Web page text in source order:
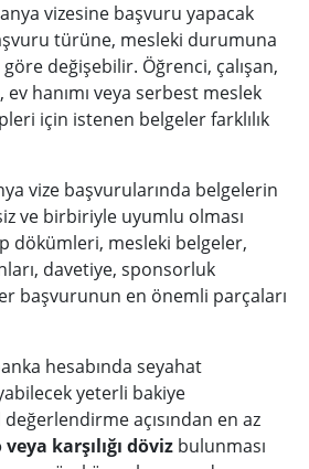
vizesine başvuru yapacak
türüne, mesleki durumuna
değişebilir. Öğrenci, çalışan,
hanımı veya serbest meslek
için istenen belgeler farklılık
vize başvurularında belgelerin
ve birbiriyle uyumlu olması
dökümleri, mesleki belgeler,
davetiye, sponsorluk
başvurunun en önemli parçaları
hesabında seyahat
yeterli bakiye
açısından en az
karşılığı döviz bulunması